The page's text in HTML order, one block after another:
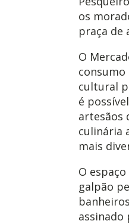
os
praça de
O
cultural
é
artesãos
culinária
mais
O
galpão
assinado